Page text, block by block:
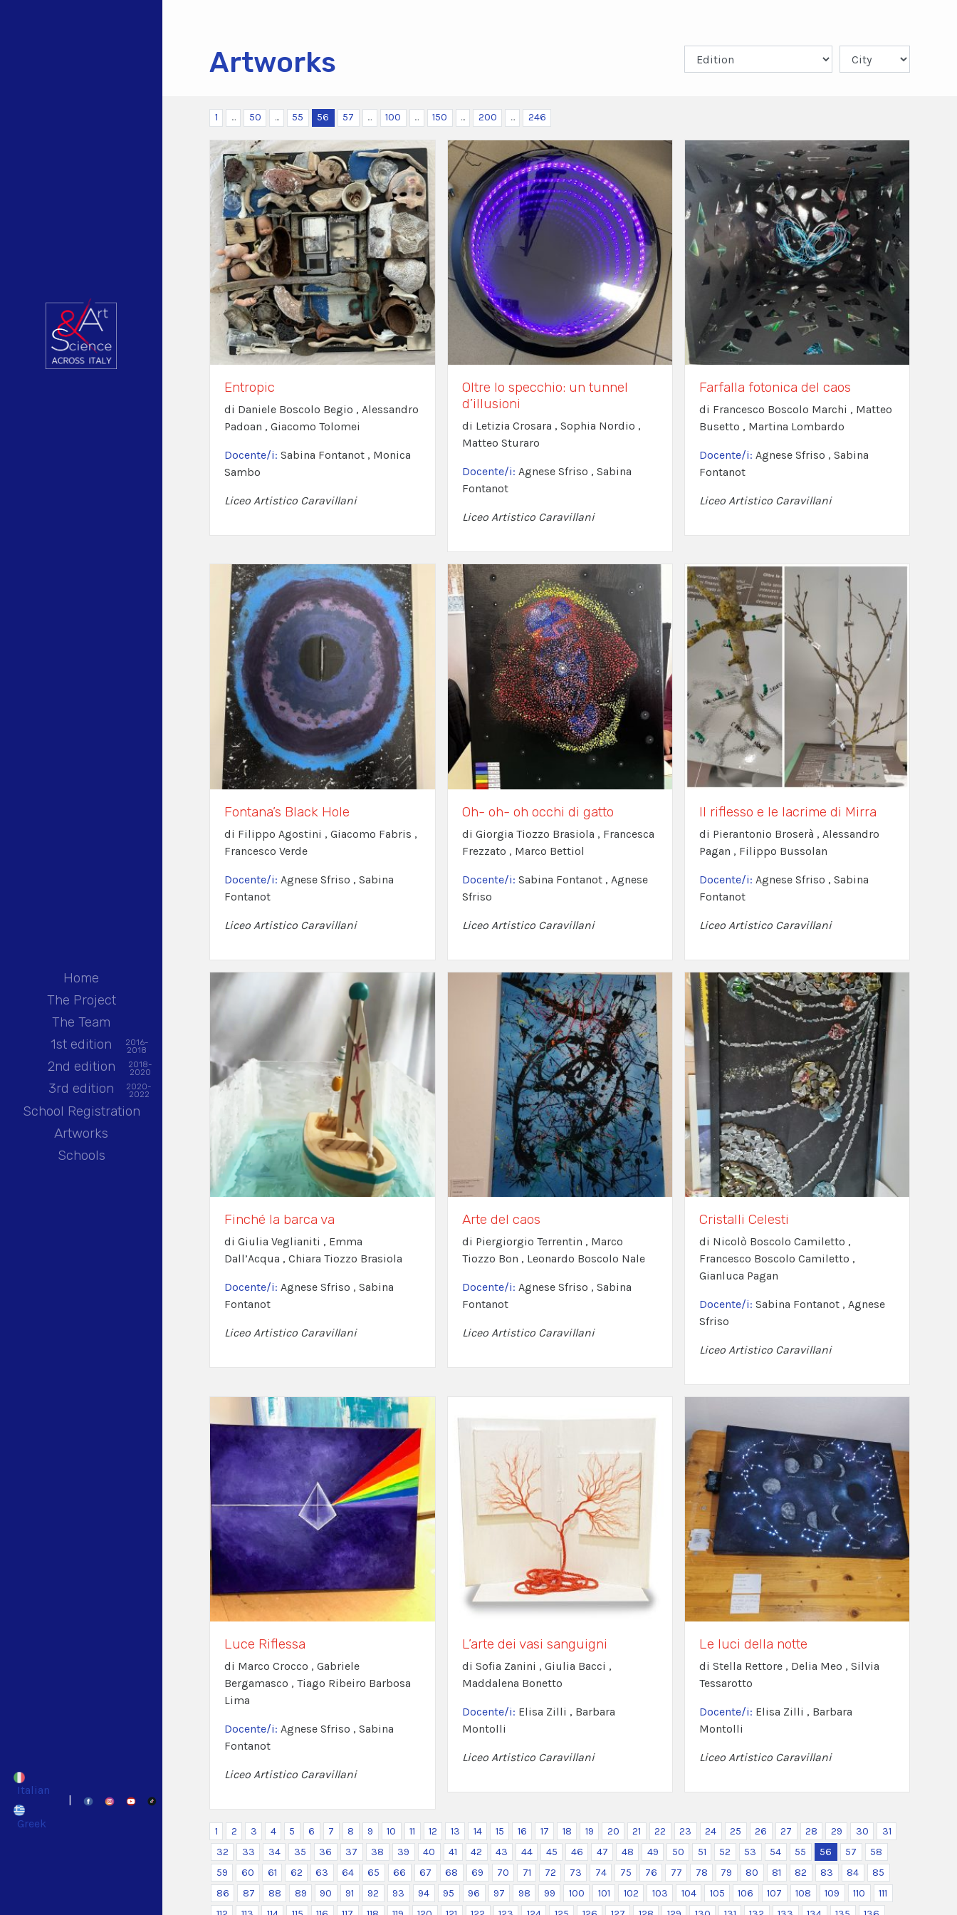
Home
The Project
The Team
1st edition
2016-
2018
2nd edition 2018-
2020
3rd edition 2020-
2022
School Registration
Artworks
Schools
Italian
Greek
Artworks
1 ... 50 ... 55 56 57 ... 100 ... 150 ... 200 ... 246
Entropic
di Daniele Boscolo Begio , Alessandro
Padoan , Giacomo Tolomei
Docente/i:Sabina Fontanot , Monica
Sambo
Liceo Artistico Caravillani
Oltre lo specchio: un tunnel
d’illusioni
di Letizia Crosara , Sophia Nordio ,
Matteo Sturaro
Docente/i: Agnese Sfriso , Sabina
Fontanot
Liceo Artistico Caravillani
Farfalla fotonica del caos
di Francesco Boscolo Marchi , Matteo
Busetto , Martina Lombardo
Docente/i: Agnese Sfriso , Sabina
Fontanot
Liceo Artistico Caravillani
Fontana’s Black Hole
di Filippo Agostini , Giacomo Fabris ,
Francesco Verde
Docente/i: Agnese Sfriso , Sabina
Fontanot
Liceo Artistico Caravillani
Oh- oh- oh occhi di gatto
di Giorgia Tiozzo Brasiola , Francesca
Frezzato , Marco Bettiol
Docente/i: Sabina Fontanot , Agnese
Sfriso
Liceo Artistico Caravillani
Il riflesso e le lacrime di Mirra
di Pierantonio Broserà , Alessandro
Pagan , Filippo Bussolan
Docente/i: Agnese Sfriso , Sabina
Fontanot
Liceo Artistico Caravillani
Finché la barca va
di Giulia Veglianiti , Emma
Dall’Acqua , Chiara Tiozzo Brasiola
Docente/i:Agnese Sfriso , Sabina
Fontanot
Liceo Artistico Caravillani
Arte del caos
di Piergiorgio Terrentin , Marco
Tiozzo Bon , Leonardo Boscolo Nale
Docente/i: Agnese Sfriso , Sabina
Fontanot
Liceo Artistico Caravillani
Cristalli Celesti
di Nicolò Boscolo Camiletto ,
Francesco Boscolo Camiletto ,
Gianluca Pagan
Docente/i: Sabina Fontanot , Agnese
Sfriso
Liceo Artistico Caravillani
Luce Riflessa
di Marco Crocco , Gabriele
Bergamasco , Tiago Ribeiro Barbosa
Lima
Docente/i:Agnese Sfriso , Sabina
Fontanot
Liceo Artistico Caravillani
L’arte dei vasi sanguigni
di Sofia Zanini , Giulia Bacci ,
Maddalena Bonetto
Docente/i: Elisa Zilli , Barbara
Montolli
Liceo Artistico Caravillani
Le luci della notte
di Stella Rettore , Delia Meo , Silvia
Tessarotto
Docente/i: Elisa Zilli , Barbara
Montolli
Liceo Artistico Caravillani
1 2 3 4 5 6 7 8 9 10 11 12 13 14 15 16 17 18 19 20 21 22 23 24 25 26 27 28 29 30
31
32
33 34 35 36 37 38 39 40 41 42 43 44 45 46 47 48 49 50 51 52 53 54 55 56 57
58
59
60 61 62 63 64 65 66 67 68 69 70 71 72 73 74 75 76 77 78 79 80 81 82 83 84
85
86
87 88 89 90 91 92 93 94 95 96 97 98 99 100 101 102 103 104 105 106 107 108 109 110
111